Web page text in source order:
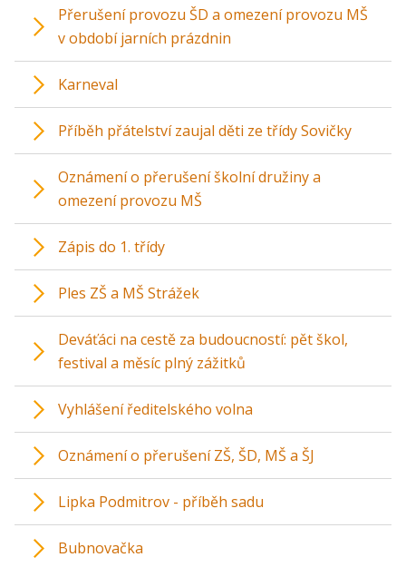
Přerušení provozu ŠD a omezení provozu MŠ
v období jarních prázdnin
Karneval
Příběh přátelství zaujal děti ze třídy Sovičky
Oznámení o přerušení školní družiny a
omezení provozu MŠ
Zápis do 1. třídy
Ples ZŠ a MŠ Strážek
Deváťáci na cestě za budoucností: pět škol,
festival a měsíc plný zážitků
Vyhlášení ředitelského volna
Oznámení o přerušení ZŠ, ŠD, MŠ a ŠJ
Lipka Podmitrov - příběh sadu
Bubnovačka